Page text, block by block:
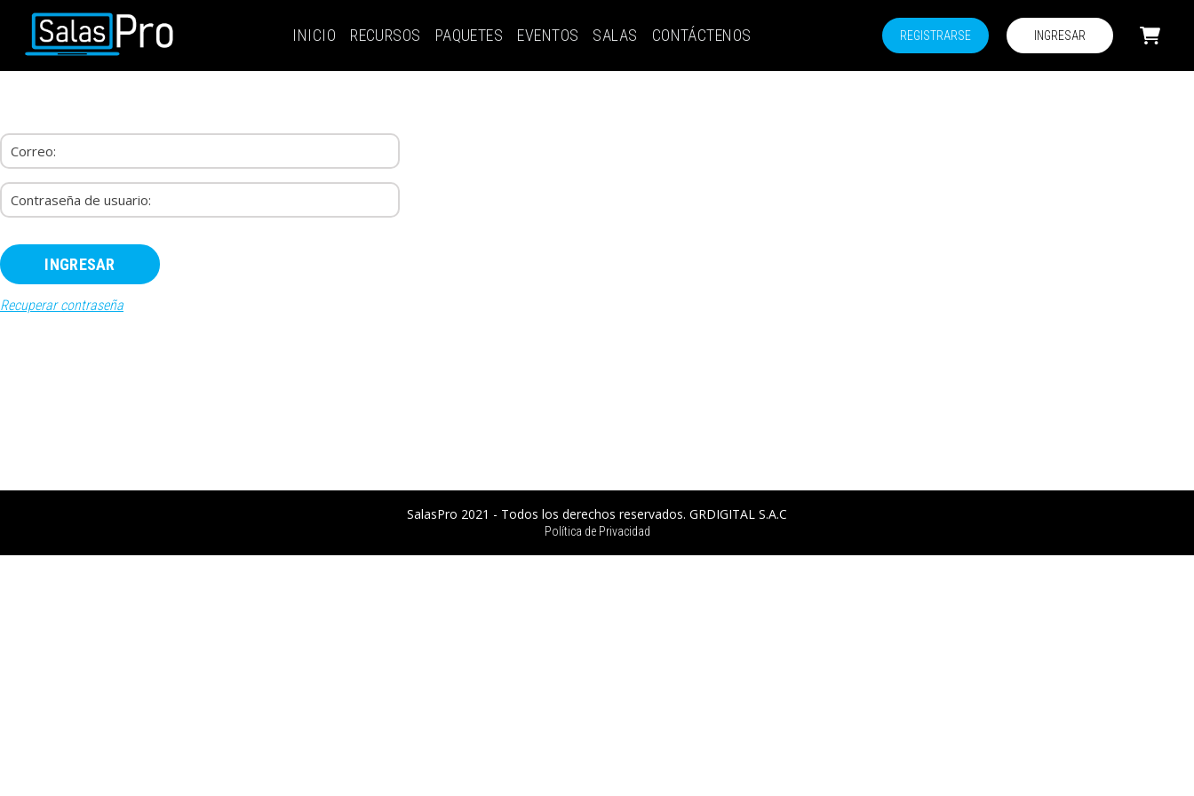
INICIO RECURSOS PAQUETES EVENTOS SALAS CONTÁCTENOS REGISTRARSE INGRESAR
INICIO
EVENTOS
SALAS
CONTÁCTENOS
Recuperar contraseña
SalasPro 2021 - Todos los derechos reservados. GRDIGITAL S.A.C
Política de Privacidad